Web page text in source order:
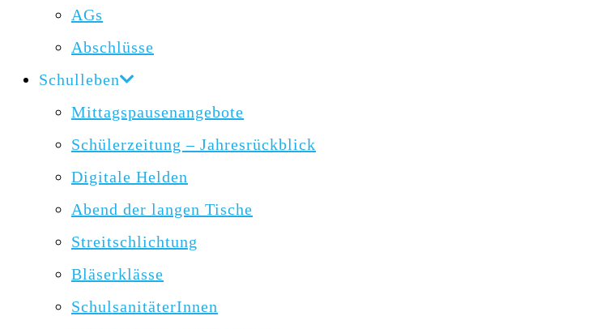
AGs
Abschlüsse
Schulleben
Mittagspausenangebote
Schülerzeitung – Jahresrückblick
Digitale Helden
Abend der langen Tische
Streitschlichtung
Bläserklässe
SchulsanitäterInnen